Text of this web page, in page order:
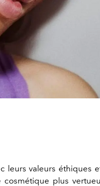
leurs valeurs éthiques
plus